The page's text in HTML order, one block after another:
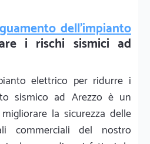
dell'impianto
i rischi sismici ad
elettrico per ridurre i
sismico ad Arezzo è un
la sicurezza delle
commerciali del nostro